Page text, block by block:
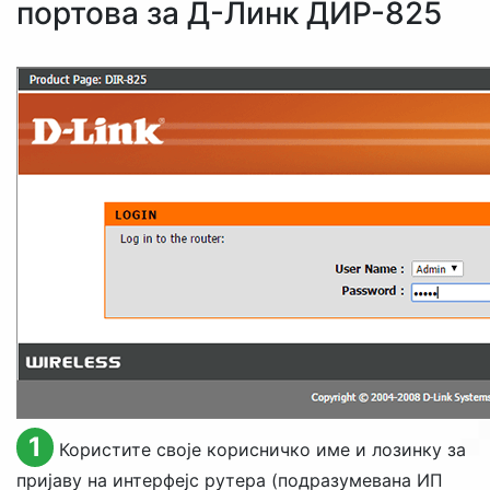
портова за Д-Линк ДИР-825
1
Користите своје корисничко име и лозинку за
пријаву на интерфејс рутера (подразумевана ИП